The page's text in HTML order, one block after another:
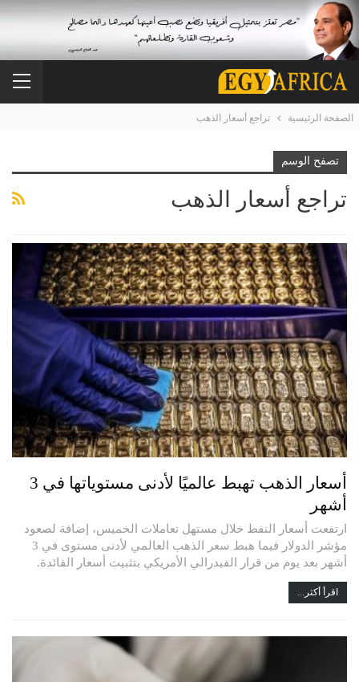
الصفحة الرئيسية تراجع أسعار الذهب
تصفح الوسم
تراجع أسعار الذهب
أسعار الذهب تهبط عالميًا لأدنى مستوياتها في 3
أشهر
ارتفعت أسعار النفط خلال مستهل تعاملات الخميس، إضافة لصعود
مؤشر الدولار فيما هبط سعر الذهب العالمي لأدنى مستوى في 3
أشهر بعد يوم من قرار الفيدرالي الأمريكي بتثبيت أسعار الفائدة.
اقرأ أكثر...